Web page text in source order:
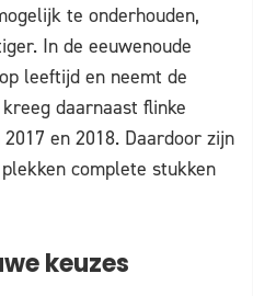
te onderhouden,
In de eeuwenoude
leeftijd en neemt de
daarnaast flinke
en 2018. Daardoor zijn
complete stukken
keuzes